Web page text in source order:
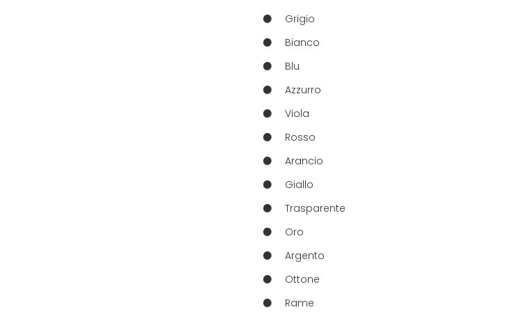
Grigio
Bianco
Blu
Azzurro
Viola
Rosso
Arancio
Giallo
Trasparente
Oro
Argento
Ottone
Rame